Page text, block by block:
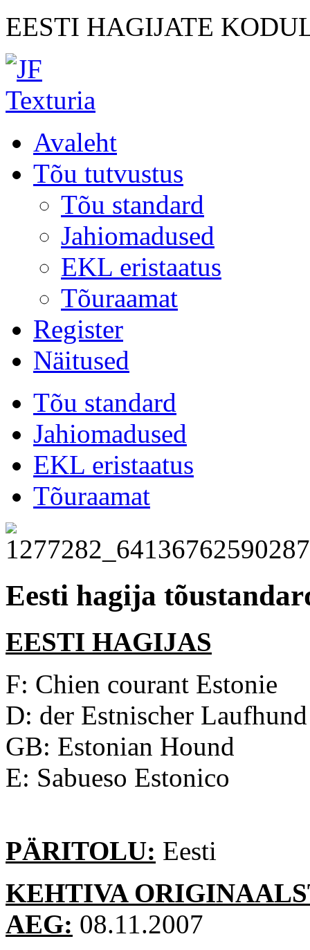
EESTI HAGIJATE
Avaleht
Tõu tutvustus
Tõu standard
Jahiomadused
EKL eristaatus
Tõuraamat
Register
Näitused
Tõu standard
Jahiomadused
EKL eristaatus
Tõuraamat
Eesti hagija
EESTI HAGIJAS
F: Chien courant Estonie
D: der Estnischer Laufhund
GB: Estonian Hound
E: Sabueso Estonico
PÄRITOLU: Eesti
KEHTIVA
AEG: 08.11.2007